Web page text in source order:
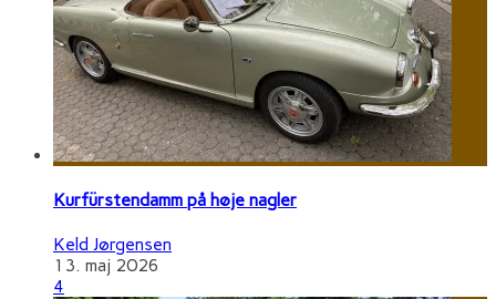
Kurfürstendamm på høje nagler
Keld Jørgensen
13. maj 2026
4